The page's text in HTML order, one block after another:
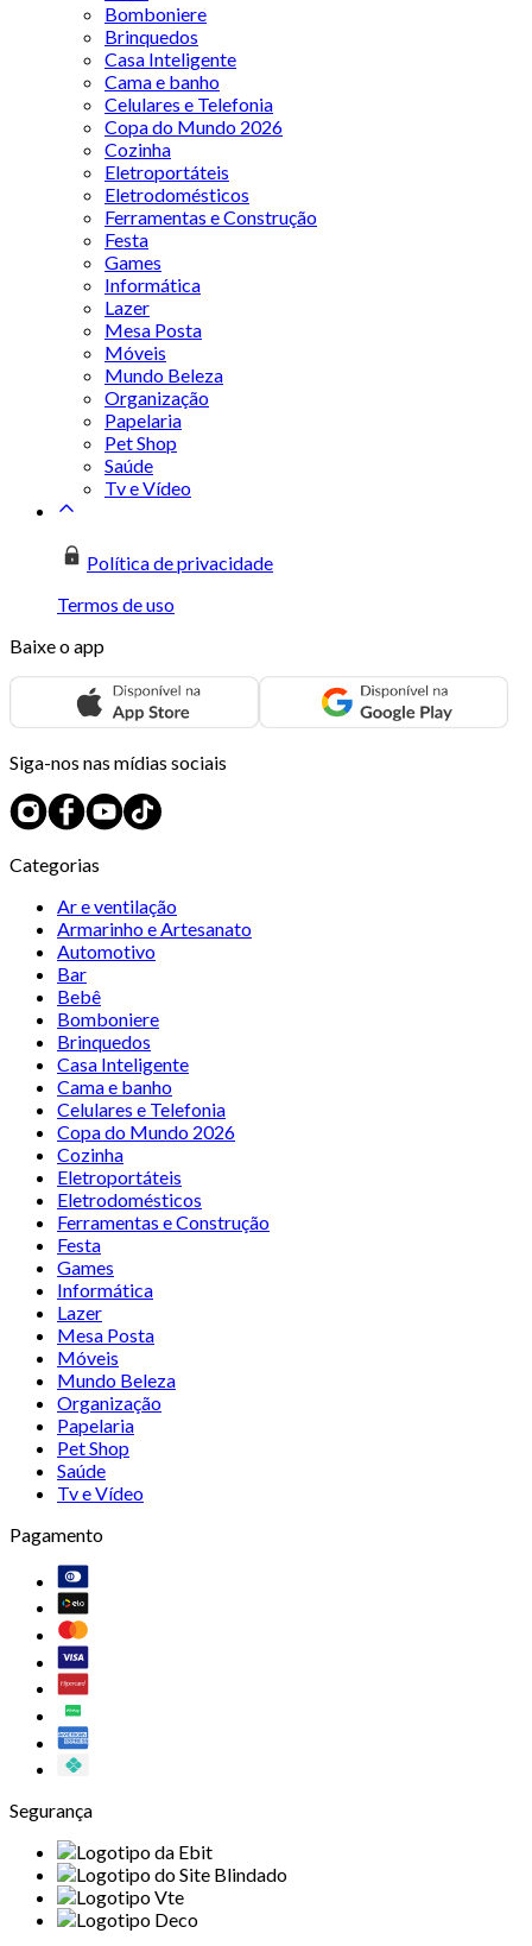
Bomboniere
Brinquedos
Casa Inteligente
Cama e banho
Celulares e Telefonia
Copa do Mundo 2026
Cozinha
Eletroportáteis
Eletrodomésticos
Ferramentas e Construção
Festa
Games
Informática
Lazer
Mesa Posta
Móveis
Mundo Beleza
Organização
Papelaria
Pet Shop
Saúde
Tv e Vídeo
Política de privacidade
Termos de uso
Baixe o app
Siga-nos nas mídias sociais
Categorias
Ar e ventilação
Armarinho e Artesanato
Automotivo
Bar
Bebê
Bomboniere
Brinquedos
Casa Inteligente
Cama e banho
Celulares e Telefonia
Copa do Mundo 2026
Cozinha
Eletroportáteis
Eletrodomésticos
Ferramentas e Construção
Festa
Games
Informática
Lazer
Mesa Posta
Móveis
Mundo Beleza
Organização
Papelaria
Pet Shop
Saúde
Tv e Vídeo
Pagamento
Segurança